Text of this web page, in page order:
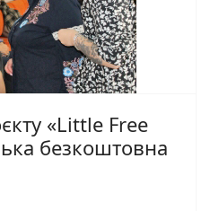
«Little Free
безкоштовна